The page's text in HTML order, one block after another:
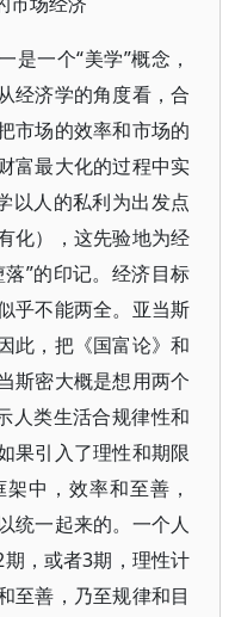
是一个“美学”概念，
经济学的角度看，合
市场的效率和市场的
富最大化的过程中实
以人的私利为出发点
化），这先验地为经
”的印记。经济目标
乎不能两全。亚当斯
此，把《国富论》和
斯密大概是想用两个
人类生活合规律性和
果引入了理性和期限
中，效率和至善，
统一起来的。一个人
，或者3期，理性计
至善，乃至规律和目